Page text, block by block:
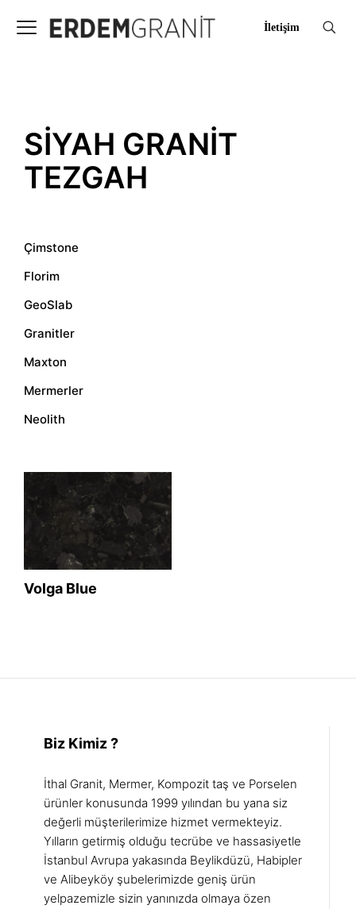
İletişim
SIYAH GRANIT
TEZGAH
Çimstone
Florim
GeoSlab
Granitler
Maxton
Mermerler
Neolith
Volga Blue
Biz Kimiz ?
İthal Granit, Mermer, Kompozit taş ve Porselen
ürünler konusunda 1999 yılından bu yana siz
değerli müşterilerimize hizmet vermekteyiz.
Yılların getirmiş olduğu tecrübe ve hassasiyetle
İstanbul Avrupa yakasında Beylikdüzü, Habipler
ve Alibeyköy şubelerimizde geniş ürün
yelpazemizle sizin yanınızda olmaya özen